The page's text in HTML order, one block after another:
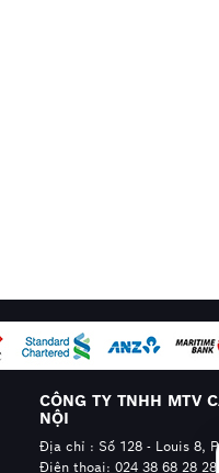
CÔNG TY TNHH MTV
NỘI
Địa chỉ : Số 128 - Louis 8,
Điện thoại: 024 38 68 28 28